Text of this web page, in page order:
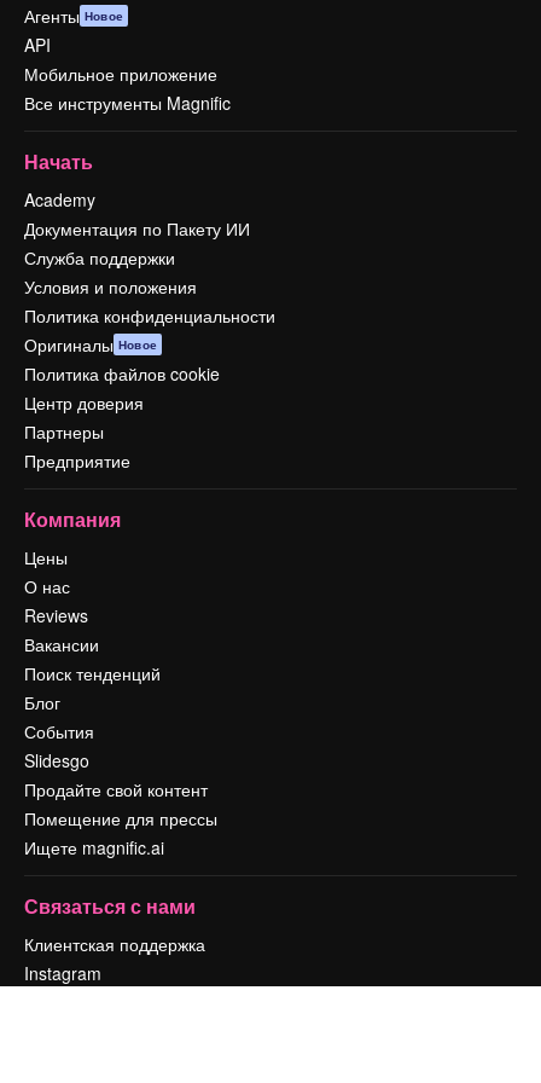
Агенты Новое
API
Мобильное приложение
Все инструменты Magnific
Начать
Academy
Документация по Пакету ИИ
Служба поддержки
Условия и положения
Политика конфиденциальности
Оригиналы Новое
Политика файлов cookie
Центр доверия
Партнеры
Предприятие
Компания
Цены
О нас
Reviews
Вакансии
Поиск тенденций
Блог
События
Slidesgo
Продайте свой контент
Помещение для прессы
Ищете magnific.ai
Связаться с нами
Клиентская поддержка
Instagram